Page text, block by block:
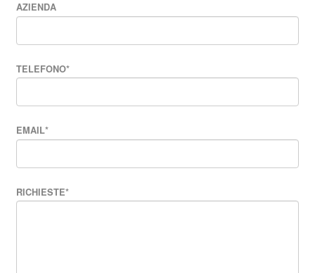
AZIENDA
TELEFONO*
EMAIL*
RICHIESTE*